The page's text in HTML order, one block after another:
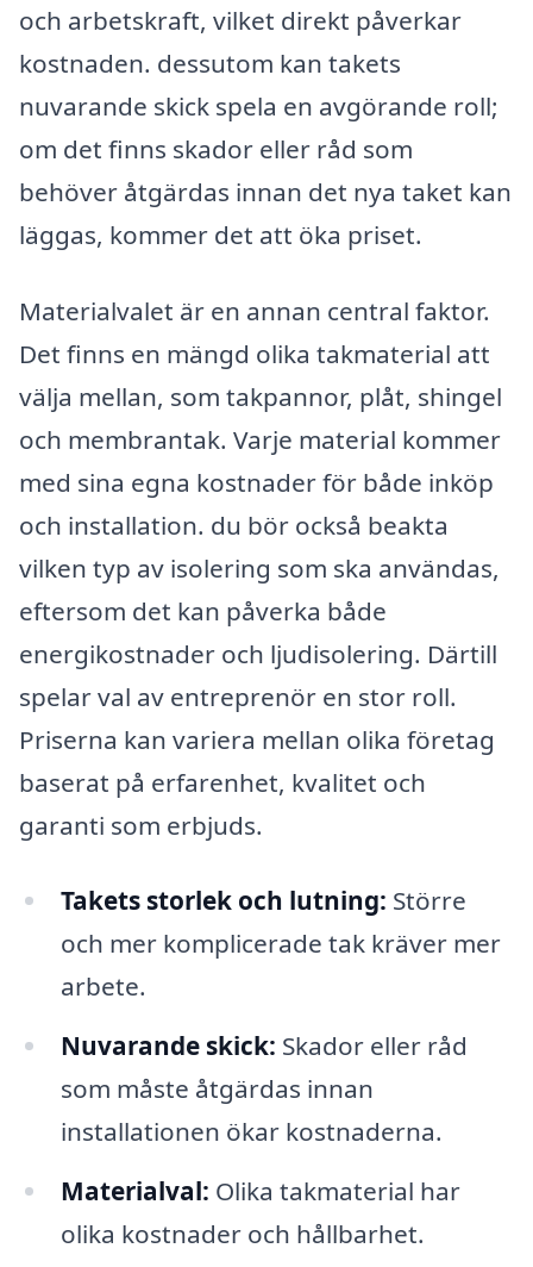
och arbetskraft, vilket direkt påverkar
kostnaden. dessutom kan takets
nuvarande skick spela en avgörande roll;
om det finns skador eller råd som
behöver åtgärdas innan det nya taket kan
läggas, kommer det att öka priset.
Materialvalet är en annan central faktor.
Det finns en mängd olika takmaterial att
välja mellan, som takpannor, plåt, shingel
och membrantak. Varje material kommer
med sina egna kostnader för både inköp
och installation. du bör också beakta
vilken typ av isolering som ska användas,
eftersom det kan påverka både
energikostnader och ljudisolering. Därtill
spelar val av entreprenör en stor roll.
Priserna kan variera mellan olika företag
baserat på erfarenhet, kvalitet och
garanti som erbjuds.
Takets storlek och lutning: Större
och mer komplicerade tak kräver mer
arbete.
Nuvarande skick: Skador eller råd
som måste åtgärdas innan
installationen ökar kostnaderna.
Materialval: Olika takmaterial har
olika kostnader och hållbarhet.